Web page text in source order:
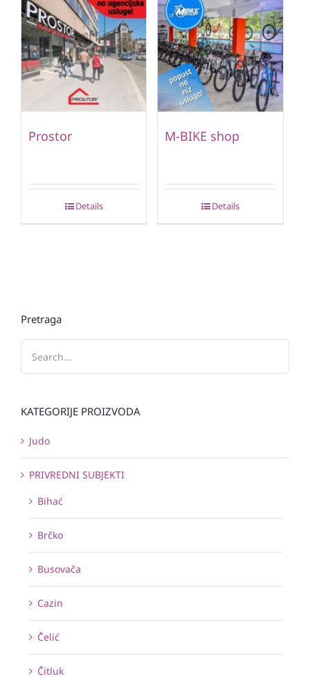
Prostor
Details
M-BIKE shop
Details
Pretraga
KATEGORIJE PROIZVODA
Judo
PRIVREDNI SUBJEKTI
Bihać
Brčko
Busovača
Cazin
Čelić
Čitluk